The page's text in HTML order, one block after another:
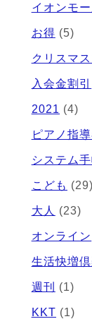
イオンモ
お得 (5)
クリスマ
入会金割引
2021 (4)
ピアノ指
システム
こども (29)
大人 (23)
オンライン
生活快増
週刊 (1)
KKT (1)